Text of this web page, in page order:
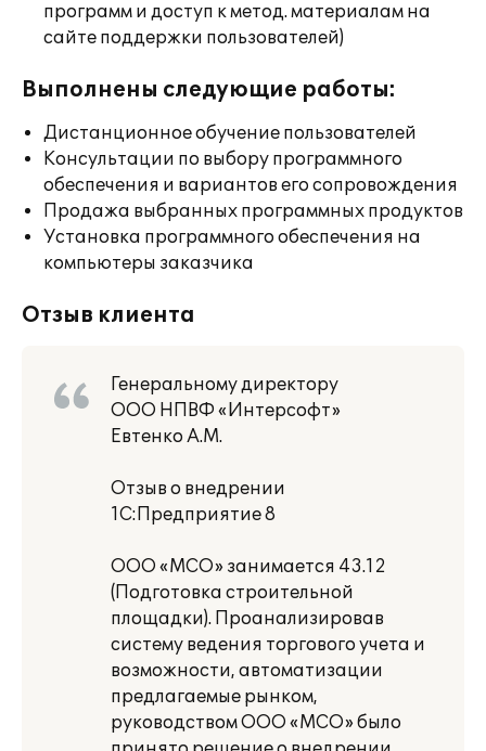
программ и доступ к метод. материалам на
сайте поддержки пользователей)
Выполнены следующие работы:
Дистанционное обучение пользователей
Консультации по выбору программного
обеспечения и вариантов его сопровождения
Продажа выбранных программных продуктов
Установка программного обеспечения на
компьютеры заказчика
Отзыв клиента
Генеральному директору
ООО НПВФ «Интерсофт»
Евтенко А.М.
Отзыв о внедрении
1С:Предприятие 8
ООО «МСО» занимается 43.12
(Подготовка строительной
площадки). Проанализировав
систему ведения торгового учета и
возможности, автоматизации
предлагаемые рынком,
руководством ООО «МСО» было